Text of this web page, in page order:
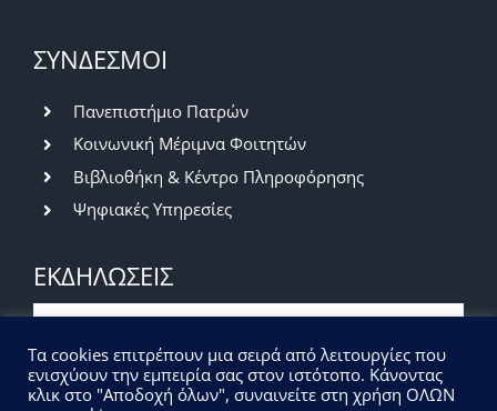
ΣΥΝΔΕΣΜΟΙ
Πανεπιστήμιο Πατρών
Κοινωνική Μέριμνα Φοιτητών
Βιβλιοθήκη & Κέντρο Πληροφόρησης
Ψηφιακές Υπηρεσίες
ΕΚΔΗΛΩΣΕΙΣ
Βραδιά του Ερευνητή 2026 | Πρόσκληση
εκδήλωσης ενδιαφέροντος
07/07/2026 | Εκδηλώσεις
Τα cookies επιτρέπουν μια σειρά από λειτουργίες που
ενισχύουν την εμπειρία σας στον ιστότοπο. Κάνοντας
κλικ στο "Αποδοχή όλων", συναινείτε στη χρήση ΟΛΩΝ